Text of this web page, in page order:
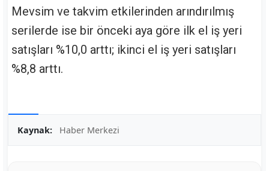
Mevsim ve takvim etkilerinden arındırılmış
serilerde ise bir önceki aya göre ilk el iş yeri
satışları %10,0 arttı; ikinci el iş yeri satışları
%8,8 arttı.
Kaynak: Haber Merkezi